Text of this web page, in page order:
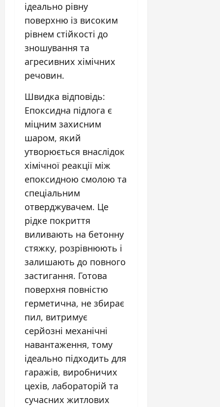
ідеально рівну
поверхню із високим
рівнем стійкості до
зношування та
агресивних хімічних
речовин.
Швидка відповідь:
Епоксидна підлога є
міцним захисним
шаром, який
утворюється внаслідок
хімічної реакції між
епоксидною смолою та
спеціальним
отверджувачем. Це
рідке покриття
виливають на бетонну
стяжку, розрівнюють і
залишають до повного
застигання. Готова
поверхня повністю
герметична, не збирає
пил, витримує
серйозні механічні
навантаження, тому
ідеально підходить для
гаражів, виробничих
цехів, лабораторій та
сучасних житлових